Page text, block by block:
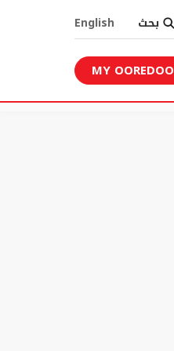
بحث
English
MY OOREDOO